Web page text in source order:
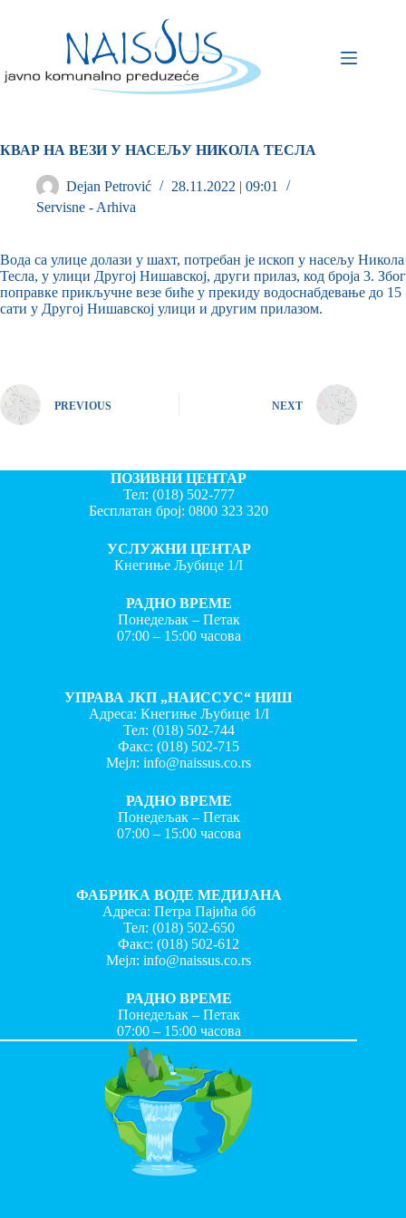
КВАР НА ВЕЗИ У НАСЕЉУ НИКОЛА ТЕСЛА
Dejan Petrović
28.11.2022 | 09:01
Servisne - Arhiva
Вода са улице долази у шахт, потребан је ископ у насељу Никола
Тесла, у улици Другој Нишавској, други прилаз, код броја 3. Због
поправке прикључне везе биће у прекиду водоснабдевање до 15
сати у Другој Нишавској улици и другим прилазом.
PREVIOUS NEXT
ПОЗИВНИ ЦЕНТАР
Тел: (018) 502-777
Бесплатан број:0800 323 320
УСЛУЖНИ ЦЕНТАР
Кнегиње Љубице 1/I
РАДНО ВРЕМЕ
Понедељак – Петак
07:00 – 15:00 часова
УПРАВА ЈКП „НАИССУС“ НИШ
Адреса: Кнегиње Љубице 1/I
Тел: (018) 502-744
Факс:(018) 502-715
Мејл:info@naissus.co.rs
РАДНО ВРЕМЕ
Понедељак – Петак
07:00 – 15:00 часова
ФАБРИКА ВОДЕ МЕДИЈАНА
Адреса: Петра Пајића бб
Тел: (018) 502-650
Факс:(018) 502-612
Мејл:info@naissus.co.rs
РАДНО ВРЕМЕ
Понедељак – Петак
07:00 – 15:00 часова